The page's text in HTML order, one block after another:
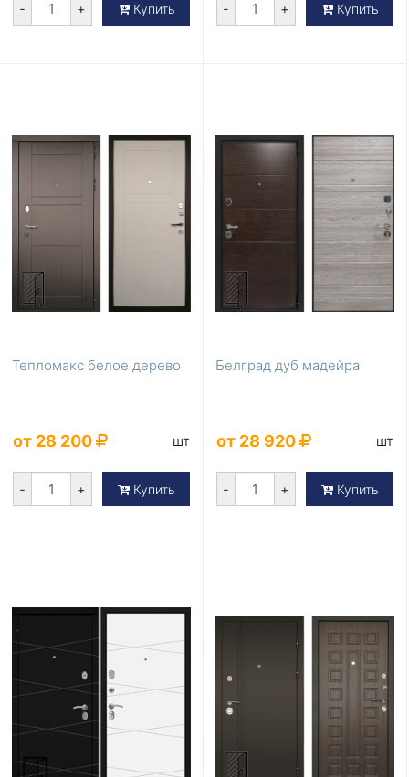
- + Купить - + Купить
Тепломакс белое дерево
от 28 200 шт
- + Купить
Белград дуб мадейра
от 28 920 шт
- + Купить